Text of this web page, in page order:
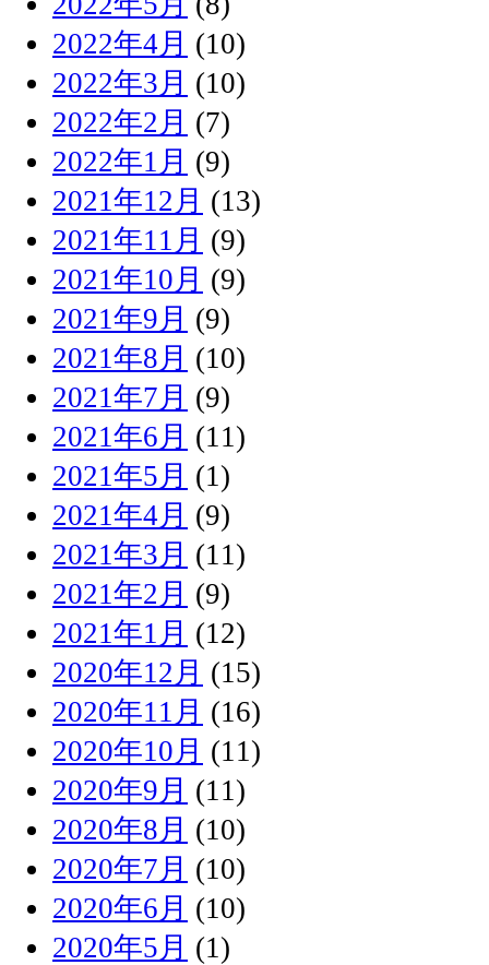
2022年4月 (10)
2022年3月 (10)
2022年2月 (7)
2022年1月 (9)
2021年12月 (13)
2021年11月 (9)
2021年10月 (9)
2021年9月 (9)
2021年8月 (10)
2021年7月 (9)
2021年6月 (11)
2021年5月 (1)
2021年4月 (9)
2021年3月 (11)
2021年2月 (9)
2021年1月 (12)
2020年12月 (15)
2020年11月 (16)
2020年10月 (11)
2020年9月 (11)
2020年8月 (10)
2020年7月 (10)
2020年6月 (10)
2020年5月 (1)